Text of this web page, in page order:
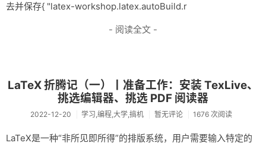
去并保存{ "latex-workshop.latex.autoBuild.r
- 阅读全文 -
LaTeX 折腾记（一）丨准备工作：安装 TexLive、
挑选编辑器、挑选 PDF 阅读器
2022-12-20 学习,编程,大学,搞机 暂无评论 1676 次阅读
LaTeX是一种“非所见即所得”的排版系统，用户需要输入特定的